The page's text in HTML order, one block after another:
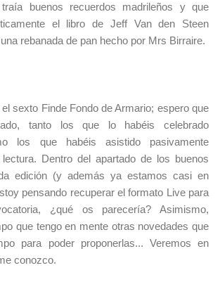
buenos recuerdos madrileños y que
el libro de Jeff Van den Steen
rebanada de pan hecho por Mrs Birraire.
sexto Finde Fondo de Armario; espero que
tanto los que lo habéis celebrado
los que habéis asistido pasivamente
Dentro del apartado de los buenos
edición (y además ya estamos casi en
pensando recuperar el formato Live para
¿qué os parecería? Asimismo,
que tengo en mente otras novedades que
para poder proponerlas... Veremos en
conozco.